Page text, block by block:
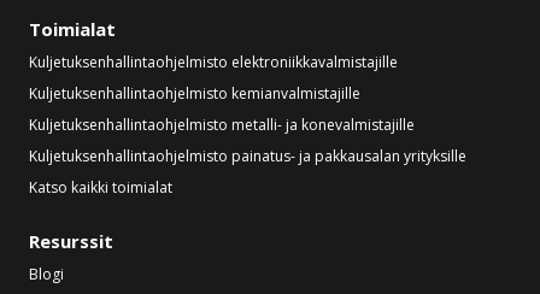
Toimialat
Kuljetuksenhallintaohjelmisto elektroniikkavalmistajille
Kuljetuksenhallintaohjelmisto kemianvalmistajille
Kuljetuksenhallintaohjelmisto metalli- ja konevalmistajille
Kuljetuksenhallintaohjelmisto painatus- ja pakkausalan yrityksille
Katso kaikki toimialat
Resurssit
Blogi